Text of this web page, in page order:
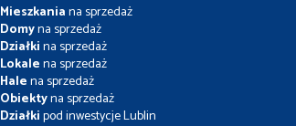
Mieszkaniana sprzedaż
Domyna sprzedaż
Działkina sprzedaż
Lokalena sprzedaż
Halena sprzedaż
Obiektyna sprzedaż
Działkipod inwestycje Lublin